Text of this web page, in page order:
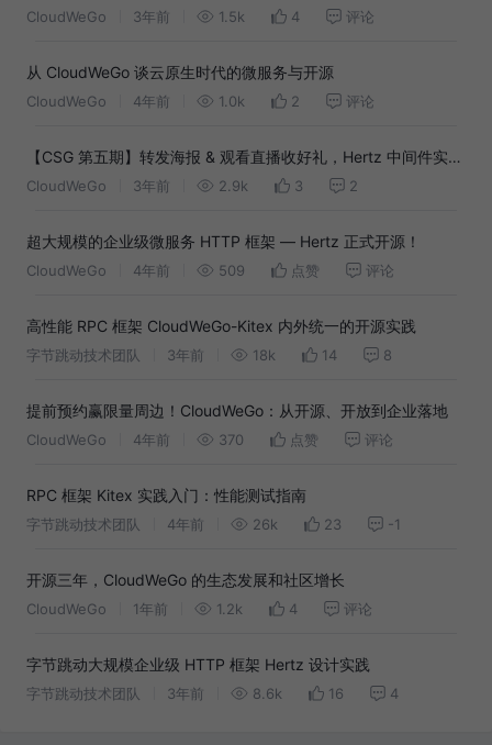
CloudWeGo 写业务代码！
CloudWeGo 3年前 1.5k 4 评论
从 CloudWeGo 谈云原生时代的微服务与开源
CloudWeGo 4年前 1.0k 2 评论
【CSG 第五期】转发海报 & 观看直播收好礼，Hertz 中间件实战
分享即将开始！
CloudWeGo 3年前 2.9k 3 2
超大规模的企业级微服务 HTTP 框架 — Hertz 正式开源！
CloudWeGo 4年前 509 点赞 评论
高性能 RPC 框架 CloudWeGo-Kitex 内外统一的开源实践
字节跳动技术团队 3年前 18k 14 8
提前预约赢限量周边！CloudWeGo：从开源、开放到企业落地
CloudWeGo 4年前 370 点赞 评论
RPC 框架 Kitex 实践入门：性能测试指南
字节跳动技术团队 4年前 26k 23 -1
开源三年，CloudWeGo 的生态发展和社区增长
CloudWeGo 1年前 1.2k 4 评论
字节跳动大规模企业级 HTTP 框架 Hertz 设计实践
字节跳动技术团队 3年前 8.6k 16 4